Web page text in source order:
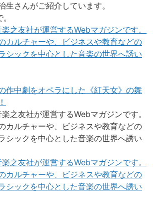
生さんがご紹介しています。
楽之友社が運営するWebマガジンです。
カルチャーや、ビジネスや教育などの
シックを中心とした音楽の世界へ誘い
作中劇をオペラにした《紅天女》の舞
楽之友社が運営するWebマガジンです。
カルチャーや、ビジネスや教育などの
シックを中心とした音楽の世界へ誘い
楽之友社が運営するWebマガジンです。
カルチャーや、ビジネスや教育などの
シックを中心とした音楽の世界へ誘い